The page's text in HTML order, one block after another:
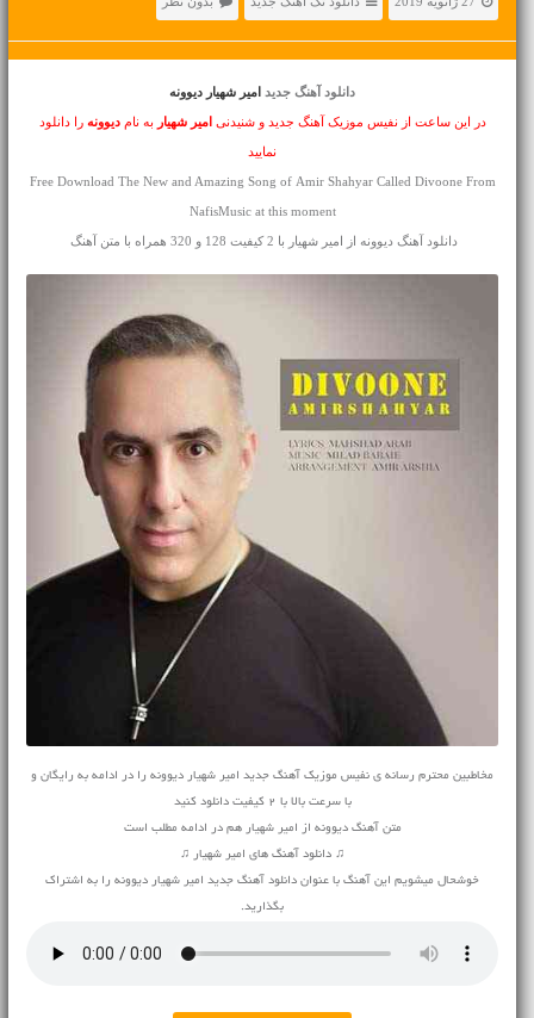
دانلود آهنگ جدید امیر شهیار دیوونه
در این ساعت از نفیس موزیک آهنگ جدید و شنیدنیامیر شهیار به نامدیوونه را دانلود
نمایید
Free Download The New and Amazing Song of Amir Shahyar Called Divoone From
NafisMusic at this moment
دانلود آهنگ دیوونه از امیر شهیار با 2 کیفیت 128 و 320 همراه با متن آهنگ
مخاطبین محترم رسانه ی نفیس موزیک آهنگ جدید امیر شهیار دیوونه را در ادامه به رایگان و
با سرعت بالا با 2 کیفیت دانلود کنید
متن آهنگ دیوونه از امیر شهیار هم در ادامه مطلب است
♫ دانلود آهنگ های امیر شهیار ♫
خوشحال میشویم این آهنگ با عنوان دانلود آهنگ جدید امیر شهیار دیوونه را به اشتراک
بگذارید.